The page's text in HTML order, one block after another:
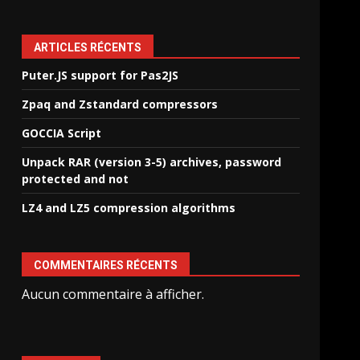
ARTICLES RÉCENTS
Puter.JS support for Pas2JS
Zpaq and Zstandard compressors
GOCCIA Script
Unpack RAR (version 3-5) archives, password
protected and not
LZ4 and LZ5 compression algorithms
COMMENTAIRES RÉCENTS
Aucun commentaire à afficher.